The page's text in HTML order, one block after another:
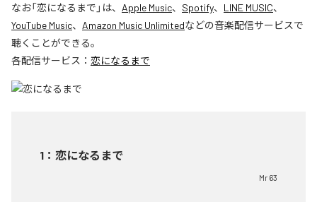
なお「恋になるまで 」は、 Apple Music、 Spotify、 LINE MUSIC、
YouTube Music、 Amazon Music Unlimitedなどの音楽配信サービスで
聴くことができる。
各配信サービス： 恋になるまで
1 ： 恋になるまで
Mr 63